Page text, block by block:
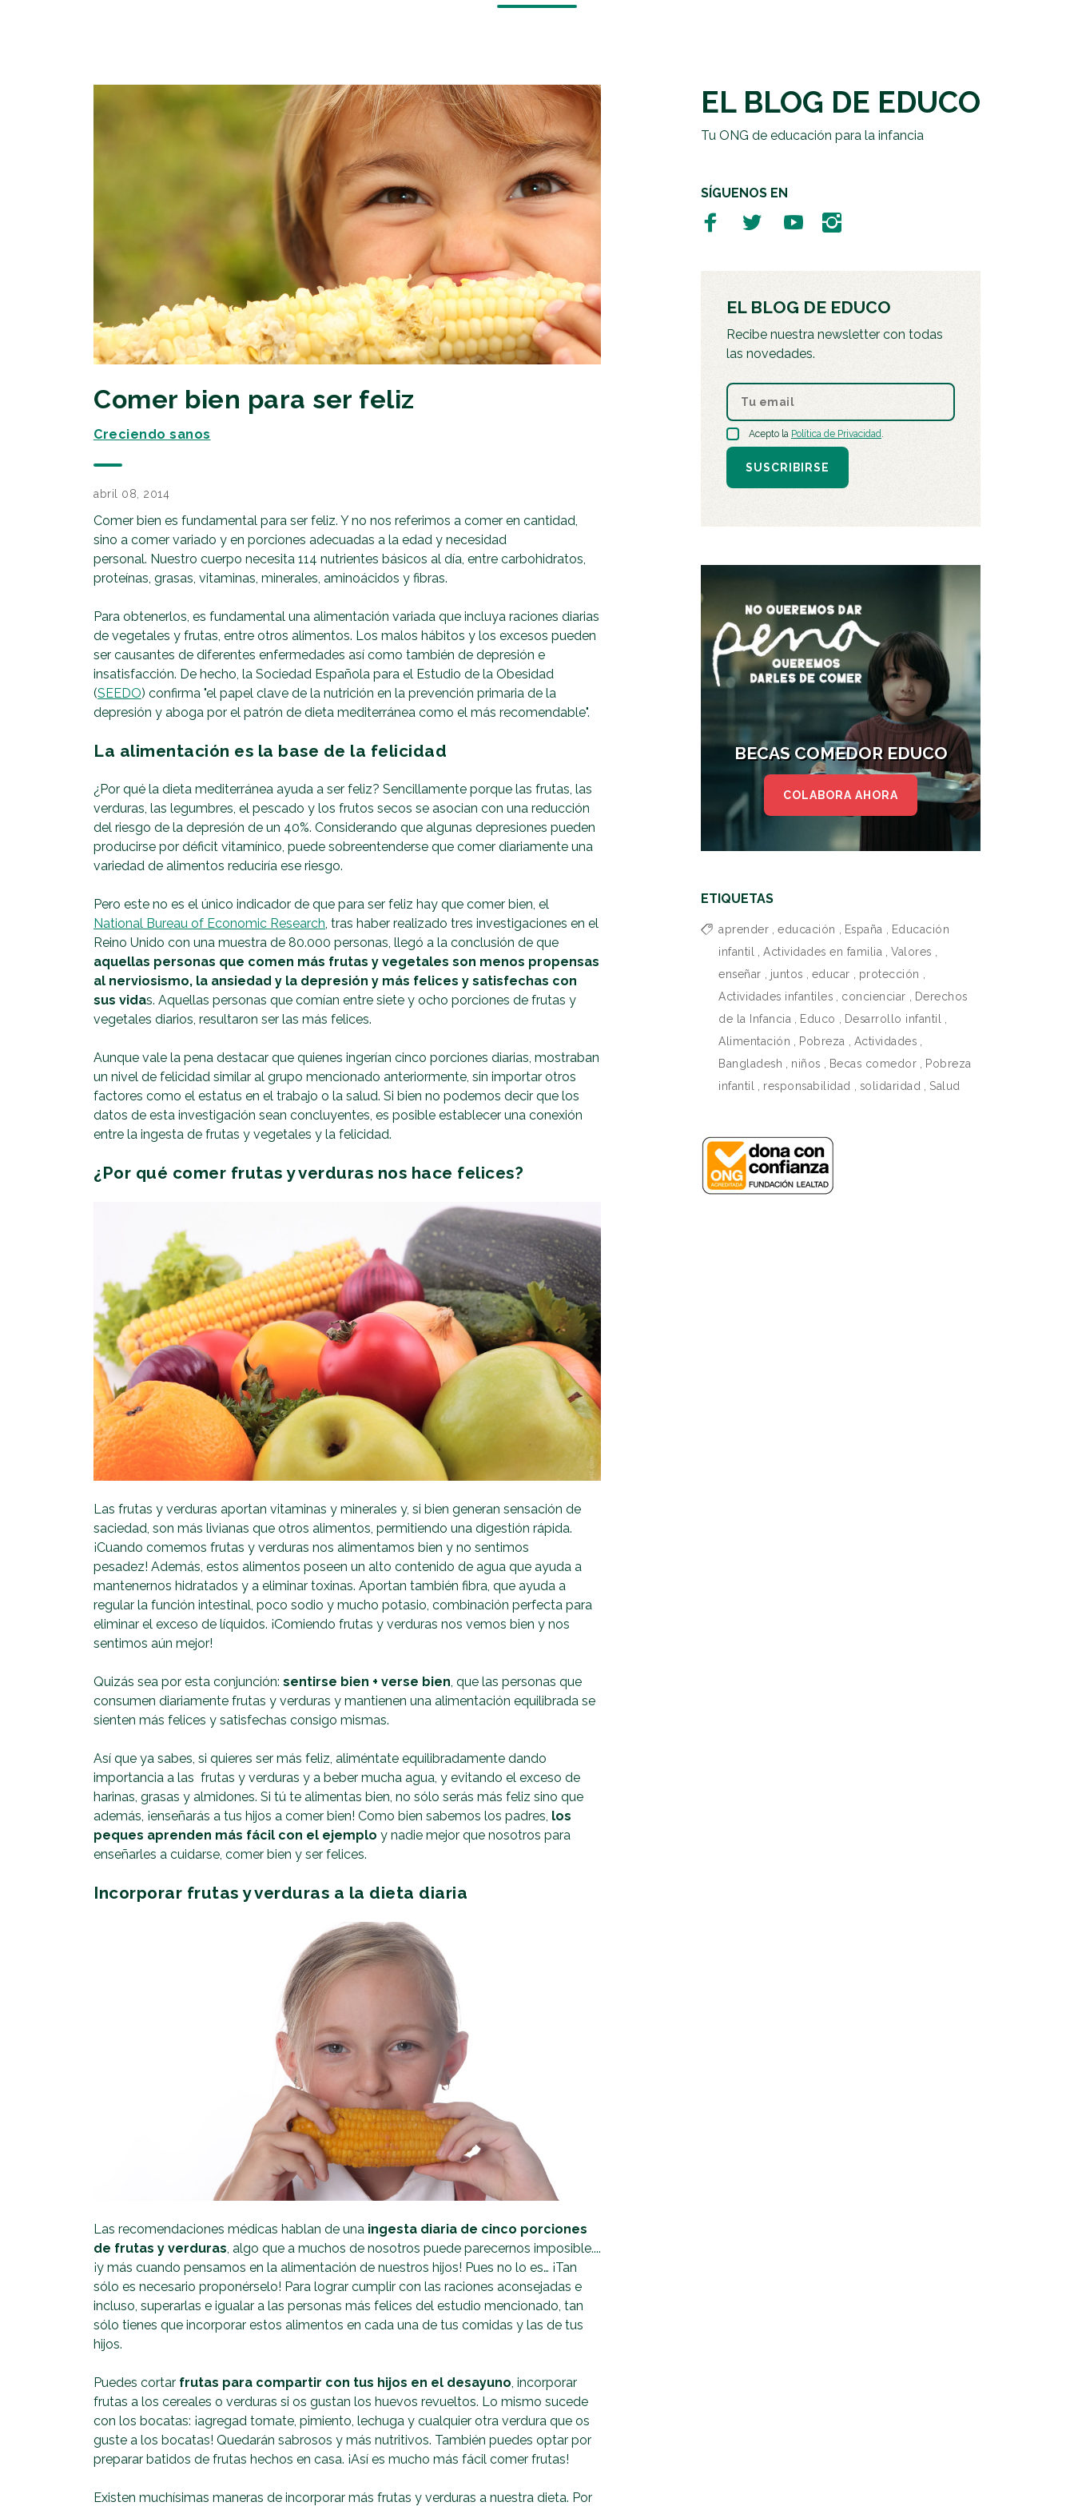
EMPRESAS SOLIDARIAS
TESTAMENTO SOLIDARIO
Comer bien para ser feliz
Creciendo sanos
abril 08, 2014
Comer bien es fundamental para ser feliz. Y no nos referimos a comer en cantidad,
sino a comer variado y en porciones adecuadas a la edad y necesidad
personal. Nuestro cuerpo necesita 114 nutrientes básicos al día, entre carbohidratos,
proteínas, grasas, vitaminas, minerales, aminoácidos y fibras.
Para obtenerlos, es fundamental una alimentación variada que incluya raciones diarias
de vegetales y frutas, entre otros alimentos. Los malos hábitos y los excesos pueden
ser causantes de diferentes enfermedades así como también de depresión e
insatisfacción. De hecho, la Sociedad Española para el Estudio de la Obesidad
(SEEDO) confirma "el papel clave de la nutrición en la prevención primaria de la
depresión y aboga por el patrón de dieta mediterránea como el más recomendable".
La alimentación es la base de la felicidad
¿Por qué la dieta mediterránea ayuda a ser feliz? Sencillamente porque las frutas, las
verduras, las legumbres, el pescado y los frutos secos se asocian con una reducción
del riesgo de la depresión de un 40%. Considerando que algunas depresiones pueden
producirse por déficit vitamínico, puede sobreentenderse que comer diariamente una
variedad de alimentos reduciría ese riesgo.
Pero este no es el único indicador de que para ser feliz hay que comer bien, el
National Bureau of Economic Research , tras haber realizado tres investigaciones en el
Reino Unido con una muestra de 80.000 personas, llegó a la conclusión de que
aquellas personas que comen más frutas y vegetales son menos propensas
al nerviosismo, la ansiedad y la depresión y más felices y satisfechas con
sus vidas. Aquellas personas que comían entre siete y ocho porciones de frutas y
vegetales diarios, resultaron ser las más felices.
Aunque vale la pena destacar que quienes ingerían cinco porciones diarias, mostraban
un nivel de felicidad similar al grupo mencionado anteriormente, sin importar otros
factores como el estatus en el trabajo o la salud. Si bien no podemos decir que los
datos de esta investigación sean concluyentes, es posible establecer una conexión
entre la ingesta de frutas y vegetales y la felicidad.
¿Por qué comer frutas y verduras nos hace felices?
Las frutas y verduras aportan vitaminas y minerales y, si bien generan sensación de
saciedad, son más livianas que otros alimentos, permitiendo una digestión rápida.
¡Cuando comemos frutas y verduras nos alimentamos bien y no sentimos
pesadez! Además, estos alimentos poseen un alto contenido de agua que ayuda a
mantenernos hidratados y a eliminar toxinas. Aportan también fibra, que ayuda a
regular la función intestinal, poco sodio y mucho potasio, combinación perfecta para
eliminar el exceso de líquidos. ¡Comiendo frutas y verduras nos vemos bien y nos
sentimos aún mejor!
Quizás sea por esta conjunción: sentirse bien + verse bien, que las personas que
consumen diariamente frutas y verduras y mantienen una alimentación equilibrada se
sienten más felices y satisfechas consigo mismas.
Así que ya sabes, si quieres ser más feliz, aliméntate equilibradamente dando
importancia a las frutas y verduras y a beber mucha agua, y evitando el exceso de
harinas, grasas y almidones. Si tú te alimentas bien, no sólo serás más feliz sino que
además, ¡enseñarás a tus hijos a comer bien! Como bien sabemos los padres, los
peques aprenden más fácil con el ejemplo y nadie mejor que nosotros para
enseñarles a cuidarse, comer bien y ser felices.
Incorporar frutas y verduras a la dieta diaria
Las recomendaciones médicas hablan de una ingesta diaria de cinco porciones
de frutas y verduras, algo que a muchos de nosotros puede parecernos imposible....
¡y más cuando pensamos en la alimentación de nuestros hijos! Pues no lo es… ¡Tan
sólo es necesario proponérselo! Para lograr cumplir con las raciones aconsejadas e
incluso, superarlas e igualar a las personas más felices del estudio mencionado, tan
sólo tienes que incorporar estos alimentos en cada una de tus comidas y las de tus
hijos.
Puedes cortar frutas para compartir con tus hijos en el desayuno, incorporar
frutas a los cereales o verduras si os gustan los huevos revueltos. Lo mismo sucede
con los bocatas: ¡agregad tomate, pimiento, lechuga y cualquier otra verdura que os
guste a los bocatas! Quedarán sabrosos y más nutritivos. También puedes optar por
preparar batidos de frutas hechos en casa. ¡Así es mucho más fácil comer frutas!
Existen muchísimas maneras de incorporar más frutas y verduras a nuestra dieta. Por
EL BLOG DE EDUCO
Tu ONG de educación para la infancia
SÍGUENOS EN
EL BLOG DE EDUCO
Recibe nuestra newsletter con todas
las novedades.
Acepto la Política de Privacidad.
SUSCRIBIRSE
BECAS COMEDOR EDUCO
COLABORA AHORA
ETIQUETAS
aprender educación España
Educación
infantil
Actividades en familia Valores
enseñar
juntos educar protección
Actividades infantiles
concienciar
Derechos
de la Infancia
Educo Desarrollo infantil
Alimentación
Pobreza Actividades
Bangladesh
niños Becas comedor
Pobreza
infantil
responsabilidad solidaridad Salud